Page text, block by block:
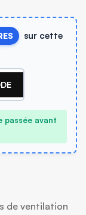
sur cette
passée avant
de ventilation